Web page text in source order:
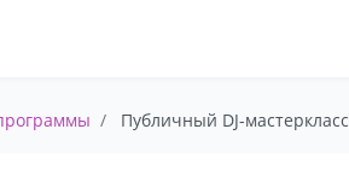
Публичный DJ-мастеркласс